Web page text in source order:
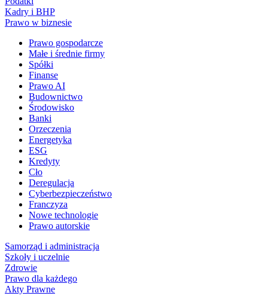
Kadry i BHP
Prawo w biznesie
Prawo gospodarcze
Małe i średnie firmy
Spółki
Finanse
Prawo AI
Budownictwo
Środowisko
Banki
Orzeczenia
Energetyka
ESG
Kredyty
Cło
Deregulacja
Cyberbezpieczeństwo
Franczyza
Nowe technologie
Prawo autorskie
Samorząd i administracja
Szkoły i uczelnie
Zdrowie
Prawo dla każdego
Akty Prawne